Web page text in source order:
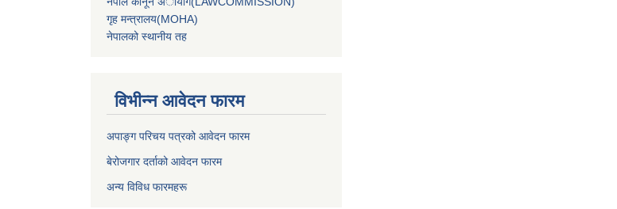
गृह मन्‍त्रालय(MOHA)
नेपालको स्थानीय तह
विभीन्न आवेदन फारम
अपाङ्ग परिचय पत्रको आवेदन फारम
बेरोजगार दर्ताको आवेदन फारम
अन्य विविध फारमहरू